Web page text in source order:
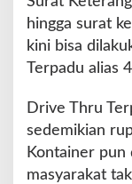
A
a
k
e
a
r
hingga surat
kini bisa
Terpadu alias
Drive Thru
sedemikian
Kontainer pun
masyarakat